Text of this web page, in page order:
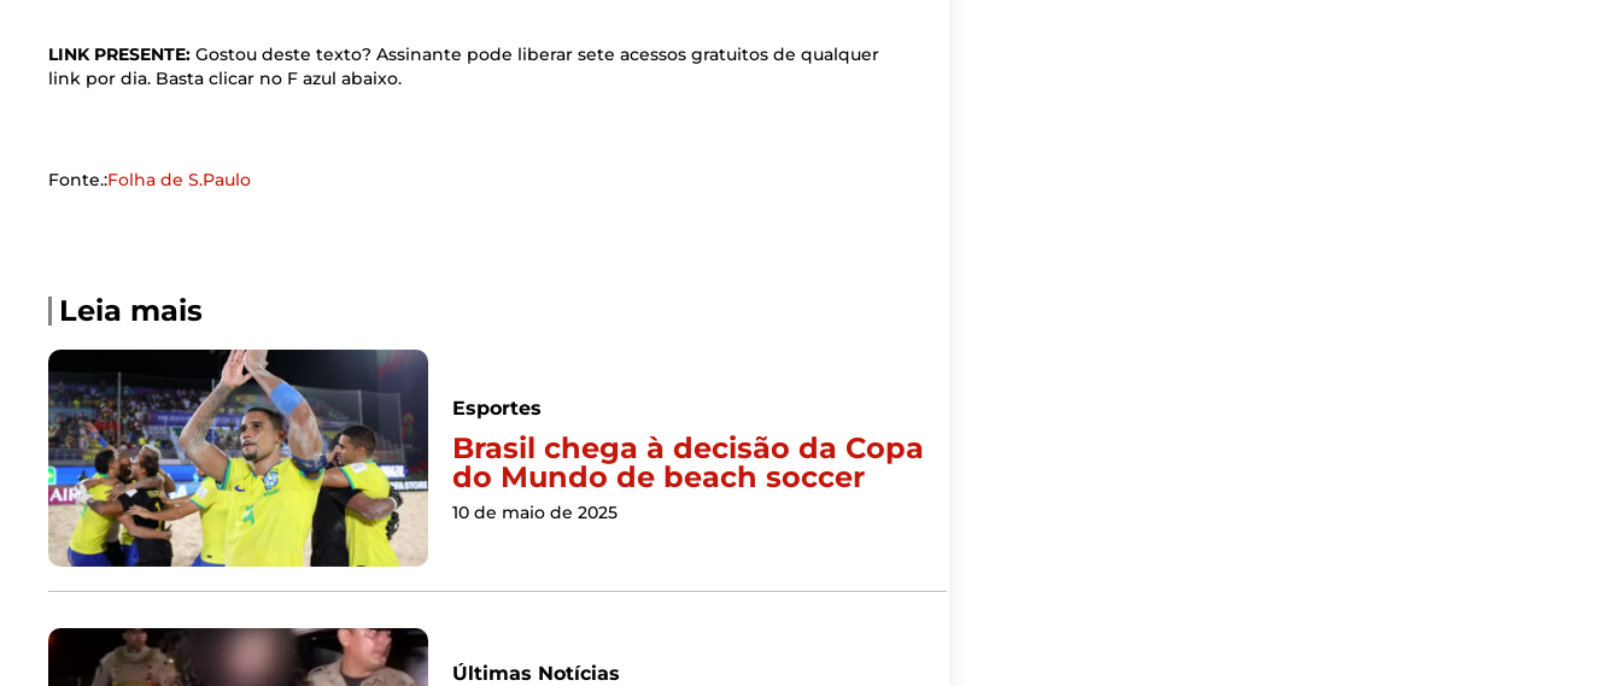
LINK PRESENTE: Gostou deste texto? Assinante pode liberar sete acessos gratuitos de qualquer
link por dia. Basta clicar no F azul abaixo.
Fonte.:Folha de S.Paulo
Leia mais
Esportes
Brasil chega à decisão da Copa
do Mundo de beach soccer
10 de maio de 2025
Últimas Notícias